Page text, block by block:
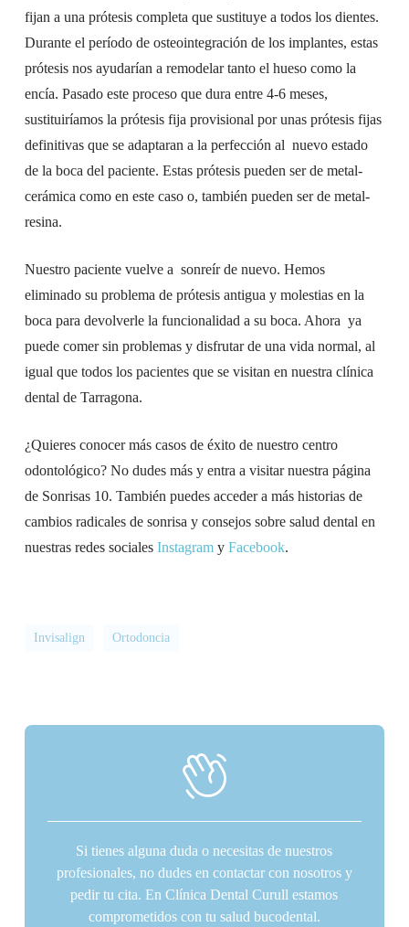
fijan a una prótesis completa que sustituye a todos los dientes.
Durante el período de osteointegración de los implantes, estas
prótesis nos ayudarían a remodelar tanto el hueso como la
encía. Pasado este proceso que dura entre 4-6 meses,
sustituiríamos la prótesis fija provisional por unas prótesis fijas
definitivas que se adaptaran a la perfección al nuevo estado
de la boca del paciente. Estas prótesis pueden ser de metal-
cerámica como en este caso o, también pueden ser de metal-
resina.
Nuestro paciente vuelve a sonreír de nuevo. Hemos
eliminado su problema de prótesis antigua y molestias en la
boca para devolverle la funcionalidad a su boca. Ahora ya
puede comer sin problemas y disfrutar de una vida normal, al
igual que todos los pacientes que se visitan en nuestra clínica
dental de Tarragona.
¿Quieres conocer más casos de éxito de nuestro centro
odontológico? No dudes más y entra a visitar nuestra página
de Sonrisas 10. También puedes acceder a más historias de
cambios radicales de sonrisa y consejos sobre salud dental en
nuestras redes sociales Instagramy Facebook.
Invisalign Ortodoncia
Si tienes alguna duda o necesitas de nuestros
profesionales, no dudes en contactar con nosotros y
pedir tu cita. En Clínica Dental Curull estamos
comprometidos con tu salud bucodental.